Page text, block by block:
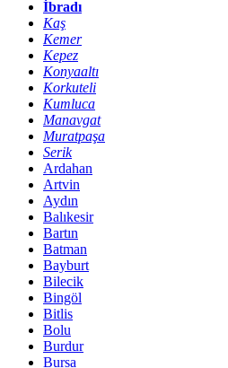
İbradı
Kaş
Kemer
Kepez
Konyaaltı
Korkuteli
Kumluca
Manavgat
Muratpaşa
Serik
Ardahan
Artvin
Aydın
Balıkesir
Bartın
Batman
Bayburt
Bilecik
Bingöl
Bitlis
Bolu
Burdur
Bursa